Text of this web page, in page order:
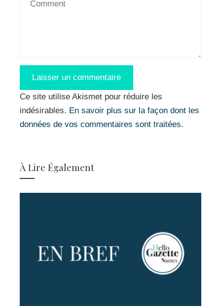
Ce site utilise Akismet pour réduire les
indésirables. En savoir plus sur la façon dont les
données de vos commentaires sont traitées.
À Lire Également